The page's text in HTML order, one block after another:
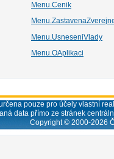
Menu.Cenik
Menu.UsneseniVlady
Menu.OAplikaci
pouze pro účely vlastní
data přímo ze stránek
Copyright © 2000-2026